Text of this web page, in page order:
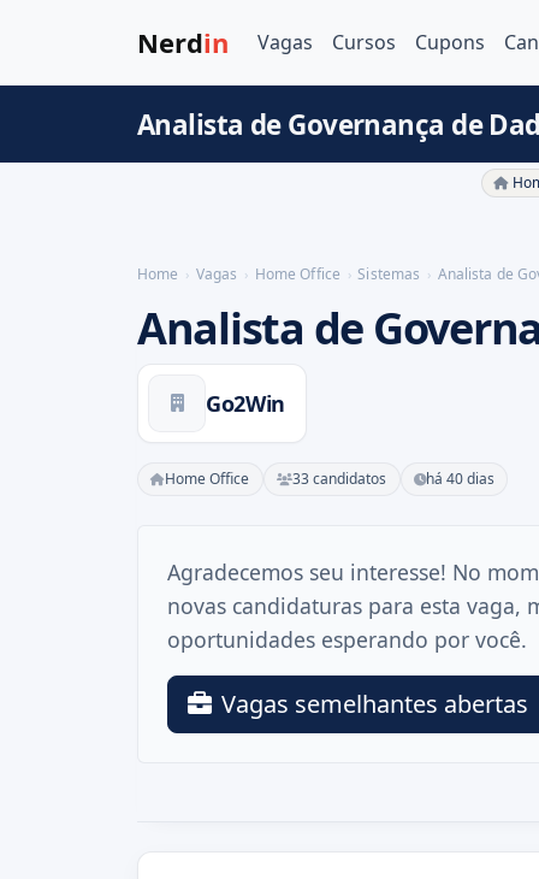
Nerdin Vagas Cursos Cupons
Analista de Governança de
Home Vagas Home Office Sistemas Analista de
Analista de
Go2Win
Home Office 33 candidatos há 40 dias
Agradecemos seu interesse! No
novas candidaturas para esta vaga,
oportunidades esperando por você.
Vagas semelhantes abertas